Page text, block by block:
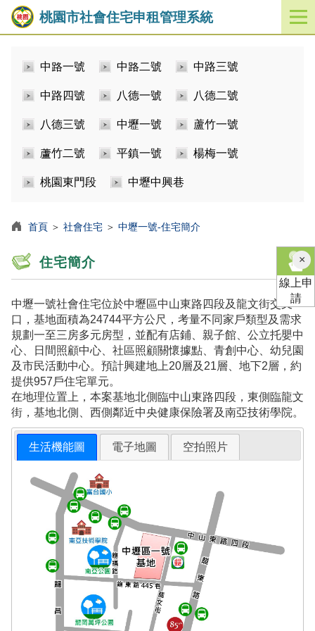
桃園市社會住宅申租管理系統
開
啟
中路一號 中路二號 中路三號
中路四號 八德一號 八德二號
八德三號 中壢一號 蘆竹一號
蘆竹二號 平鎮一號 楊梅一號
桃園東門段 中壢中興巷
首頁 ＞ 社會住宅 ＞ 中壢一號-住宅簡介
住宅簡介
中壢一號社會住宅位於中壢區中山東路四段及龍文街交叉
口，基地面積為24744平方公尺，考量不同家戶類型及需求
規劃一至三房多元房型，並配有店鋪、親子館、公立托嬰中
心、日間照顧中心、社區照顧關懷據點、青創中心、幼兒園
及市民活動中心。預計興建地上20層及21層、地下2層，約
提供957戶住宅單元。
在地理位置上，本案基地北側臨中山東路四段，東側臨龍文
街，基地北側、西側鄰近中央健康保險署及南亞技術學院。
生活機能圖 電子地圖 空拍照片
×關
閉
線上申
請